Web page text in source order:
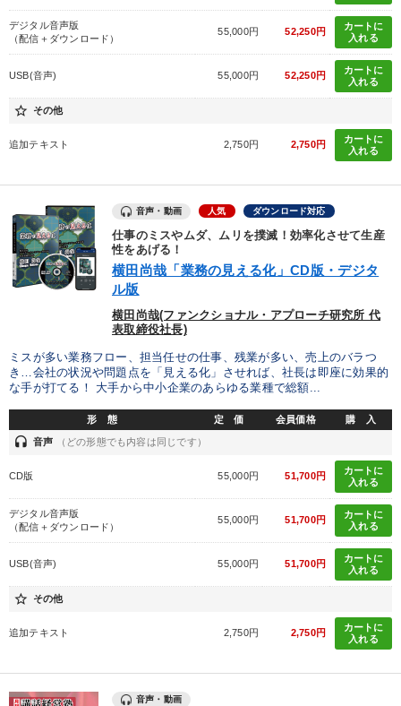
デジタル音声版
（配信＋ダウンロード）
55,000円 52,250円
カートに
入れる
USB(音声) 55,000円 52,250円
カートに
入れる
star_border その他
追加テキスト 2,750円 2,750円
カートに
入れる
音声・動画 人気 ダウンロード対応
仕事のミスやムダ、ムリを撲滅！効率化させて生産
性をあげる！
横田尚哉「業務の見える化」CD版・デジタ
ル版
横田尚哉(ファンクショナル・アプローチ研究所 代
表取締役社長)
ミスが多い業務フロー、担当任せの仕事、残業が多い、売上のバラつ
き…会社の状況や問題点を「見える化」させれば、社長は即座に効果的
な手が打てる！ 大手から中小企業のあらゆる業種で総額...
形 態 定 価 会員価格 購 入
headset 音声 （どの形態でも内容は同じです）
CD版 55,000円 51,700円
カートに
入れる
デジタル音声版
（配信＋ダウンロード）
55,000円 51,700円
カートに
入れる
USB(音声) 55,000円 51,700円
カートに
入れる
star_border その他
追加テキスト 2,750円 2,750円
カートに
入れる
音声・動画